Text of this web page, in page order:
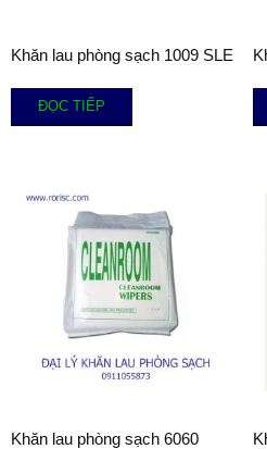
Khăn lau phòng sạch 1009 SLE
ĐỌC TIẾP
Khăn lau phòng sạch 6060